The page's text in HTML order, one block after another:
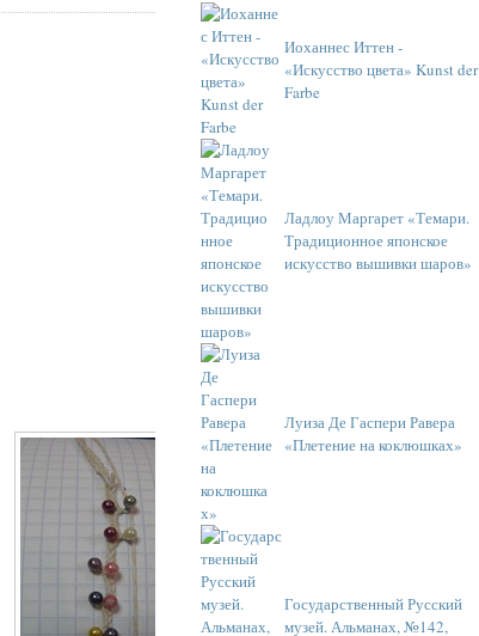
Иоханнес Иттен -
«Искусство цвета» Kunst der
Farbe
Ладлоу Маргарет «Темари.
Традиционное японское
искусство вышивки шаров»
Луиза Де Гаспери Равера
«Плетение на коклюшках»
Государственный Русский
музей. Альманах, №142,